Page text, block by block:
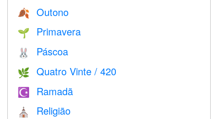
🍂 Outono
🌱 Primavera
🐰 Páscoa
🌿 Quatro Vinte / 420
☪️ Ramadã
⛪️ Religião